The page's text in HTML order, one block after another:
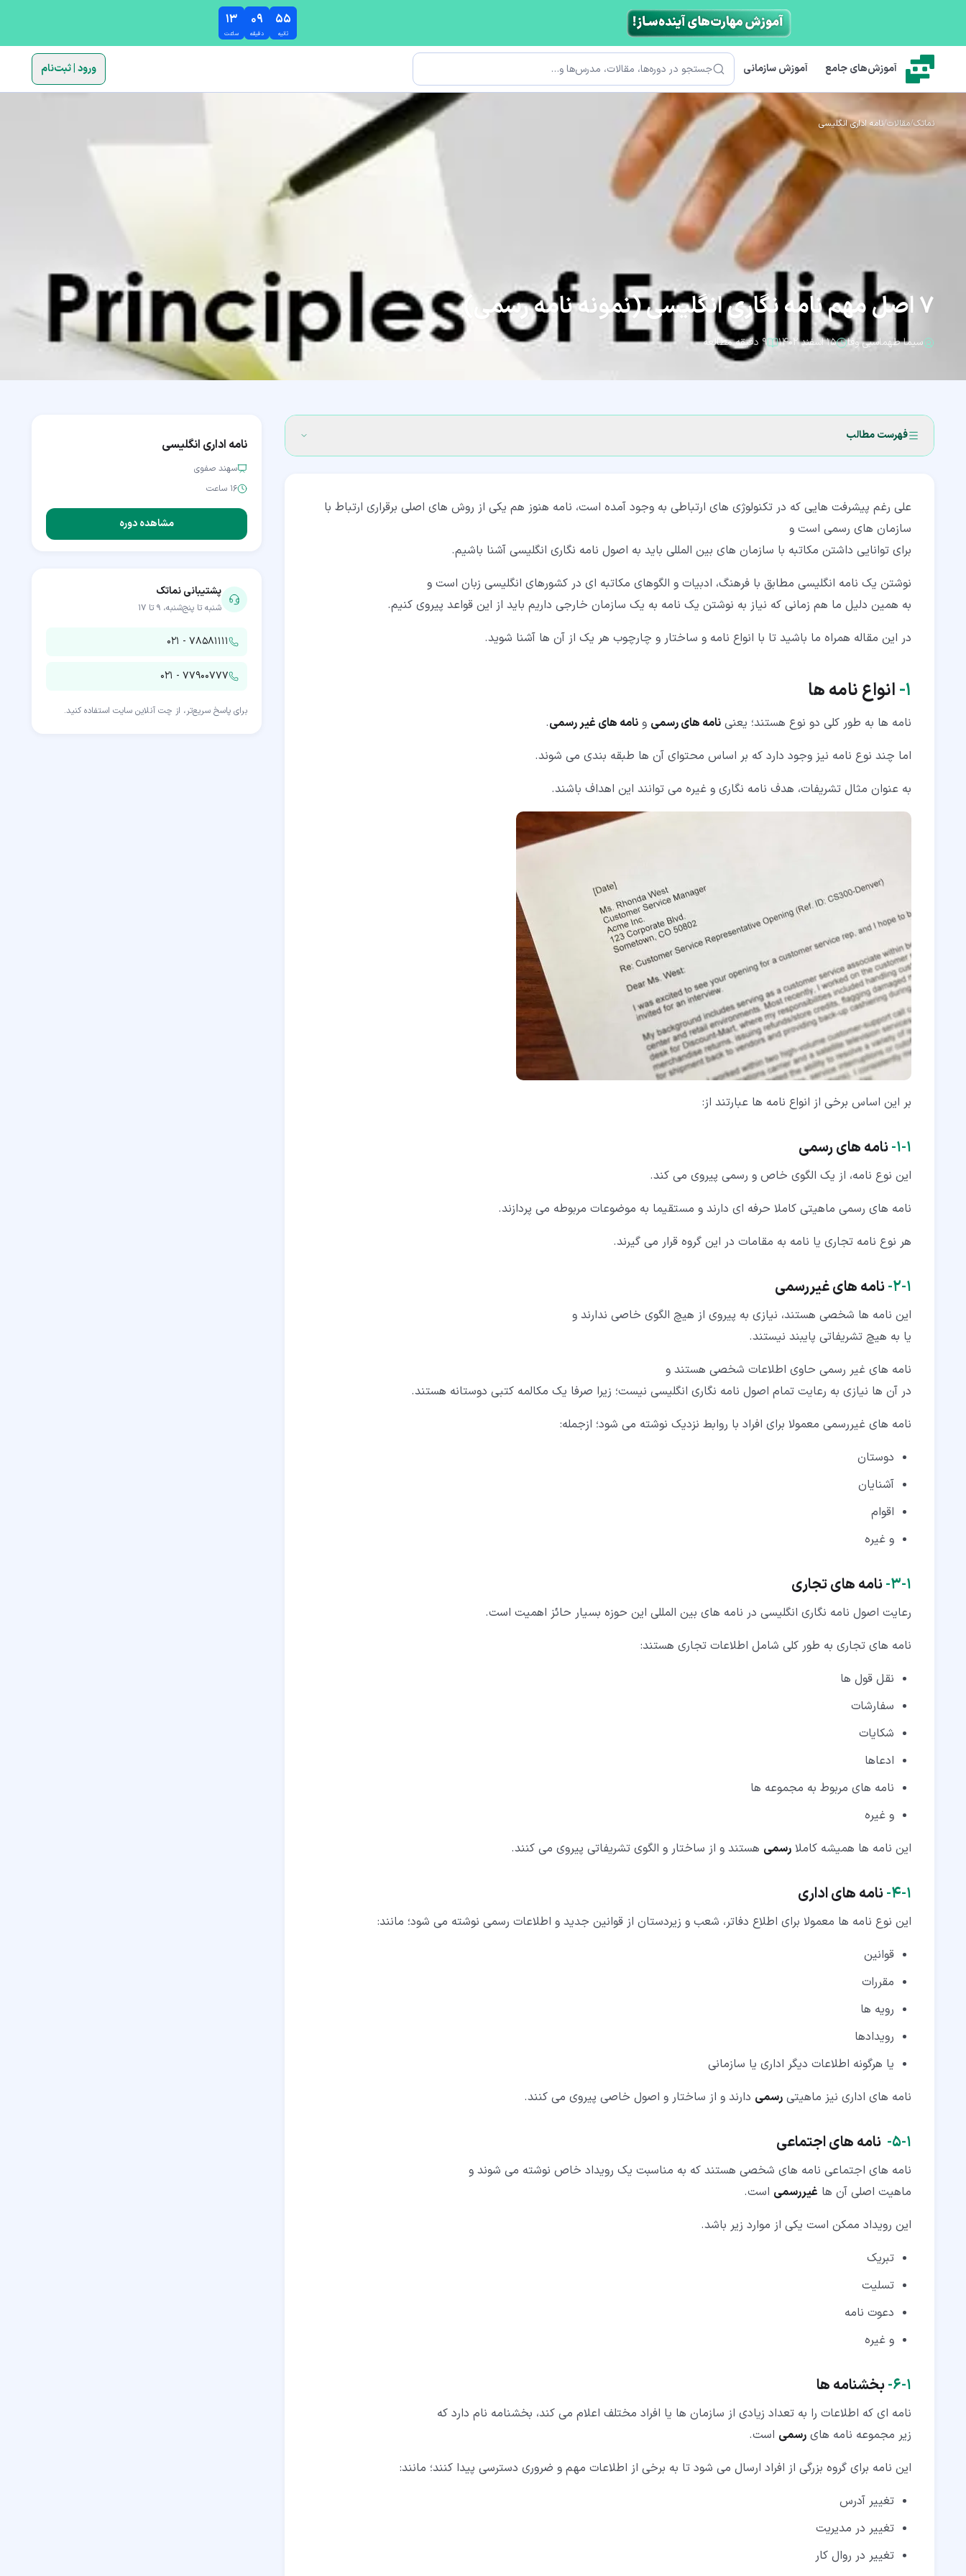
۱۳
ساعت
۰۹
دقیقه
۵۴
ثانیه
آموزش‌های جامع آموزش سازمانی جستجو ورود | ثبت‌نام
نماتک/مقالات/نامه اداری انگلیسی
7 اصل مهم نامه نگاری انگلیسی (نمونه نامه رسمی)
سیما طهماسبی وفا ۱۵ اسفند ۱۴۰۲ ۹ دقیقه مطالعه
فهرست مطالب
۱‏-‏۱‏- نامه های رسمی
۱‏-‏۲‏- نامه های غیررسمی
۲‏- اصول نامه نگاری انگلیسی چیست؟ (Principles of English Correspondence)
۴‏- فونت مناسب نامه های اداری و رسمی
۵‏-‏۵‏- لحن نامه یکی از مهمترین گام های اصول نامه نگاری انگلیسی
۵‏-‏۶‏- طول نامه
۵‏-‏۷‏- رعایت اصول نگارشی و گرامر در نامه نگاری انگلیسی
علی رغم پیشرفت هایی که در تکنولوژی های ارتباطی به وجود آمده است، نامه هنوز هم یکی از روش های اصلی برقراری ارتباط با
سازمان های رسمی است و
برای توانایی داشتن مکاتبه با سازمان های بین المللی باید به اصول نامه نگاری انگلیسی آشنا باشیم.
نوشتن یک نامه انگلیسی مطابق با فرهنگ، ادبیات و الگوهای مکاتبه ای در کشورهای انگلیسی زبان است و
به همین دلیل ما هم زمانی که نیاز به نوشتن یک نامه به یک سازمان خارجی داریم باید از این قواعد پیروی کنیم.
در این مقاله همراه ما باشید تا با انواع نامه و ساختار و چارچوب هر یک از آن ها آشنا شوید.
۱‏- انواع نامه ها
نامه ها به طور کلی دو نوع هستند؛ یعنی نامه های رسمی و نامه های غیر رسمی.
اما چند نوع نامه نیز وجود دارد که بر اساس محتوای آن ها طبقه بندی می شوند.
به عنوان مثال تشریفات، هدف نامه نگاری و غیره می توانند این اهداف باشند.
بر این اساس برخی از انواع نامه ها عبارتند از:
۱‏-‏۱‏- نامه های رسمی
این نوع نامه، از یک الگوی خاص و رسمی پیروی می کند.
نامه های رسمی ماهیتی کاملا حرفه ای دارند و مستقیما به موضوعات مربوطه می پردازند.
هر نوع نامه تجاری یا نامه به مقامات در این گروه قرار می گیرند.
۱‏-‏۲‏- نامه های غیررسمی
این نامه ها شخصی هستند، نیازی به پیروی از هیچ الگوی خاصی ندارند و
یا به هیچ تشریفاتی پایبند نیستند.
نامه های غیر رسمی حاوی اطلاعات شخصی هستند و
در آن ها نیازی به رعایت تمام اصول نامه نگاری انگلیسی نیست؛ زیرا صرفا یک مکالمه کتبی دوستانه هستند.
نامه های غیررسمی معمولا برای افراد با روابط نزدیک نوشته می شود؛ ازجمله:
دوستان
آشنایان
اقوام
و غیره
۱‏-‏۳‏- نامه های تجاری
رعایت اصول نامه نگاری انگلیسی در نامه های بین المللی این حوزه بسیار حائز اهمیت است.
نامه های تجاری به طور کلی شامل اطلاعات تجاری هستند:
نقل قول ها
سفارشات
شکایات
ادعاها
نامه های مربوط به مجموعه ها
و غیره
این نامه ها همیشه کاملا رسمی هستند و از ساختار و الگوی تشریفاتی پیروی می کنند.
۱‏-‏۴‏- نامه های اداری
این نوع نامه ها معمولا برای اطلاع دفاتر، شعب و زیردستان از قوانین جدید و اطلاعات رسمی نوشته می شود؛ مانند:
قوانین
مقررات
رویه ها
رویدادها
یا هرگونه اطلاعات دیگر اداری یا سازمانی
نامه های اداری نیز ماهیتی رسمی دارند و از ساختار و اصول خاصی پیروی می کنند.
۱‏-‏۵‏- نامه های اجتماعی
نامه های اجتماعی نامه های شخصی هستند که به مناسبت یک رویداد خاص نوشته می شوند و
ماهیت اصلی آن ها غیررسمی است.
این رویداد ممکن است یکی از موارد زیر باشد.
تبریک
تسلیت
دعوت نامه
و غیره
۱‏-‏۶‏- بخشنامه ها
نامه ای که اطلاعات را به تعداد زیادی از سازمان ها یا افراد مختلف اعلام می کند، بخشنامه نام دارد که
زیر مجموعه نامه های رسمی است.
این نامه برای گروه بزرگی از افراد ارسال می شود تا به برخی از اطلاعات مهم و ضروری دسترسی پیدا کنند؛ مانند:
تغییر آدرس
تغییر در مدیریت
تغییر در روال کار
نامه اداری انگلیسی
سهند صفوی
۱۶ ساعت
مشاهده دوره
پشتیبانی نماتک
شنبه تا پنج‌شنبه، ۹ تا ۱۷
۰۲۱ - ۷۸۵۸۱۱۱۱
۰۲۱ - ۷۷۹۰۰۷۷۷
برای پاسخ سریع‌تر، از چت آنلاین سایت استفاده کنید.